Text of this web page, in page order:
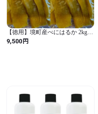
【徳用】境町産べにはるか 2kgギ
フト箱付【クール便】
9,500円